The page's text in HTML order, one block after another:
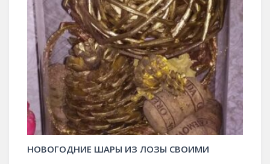
НОВОГОДНИЕ ШАРЫ ИЗ ЛОЗЫ СВОИМИ